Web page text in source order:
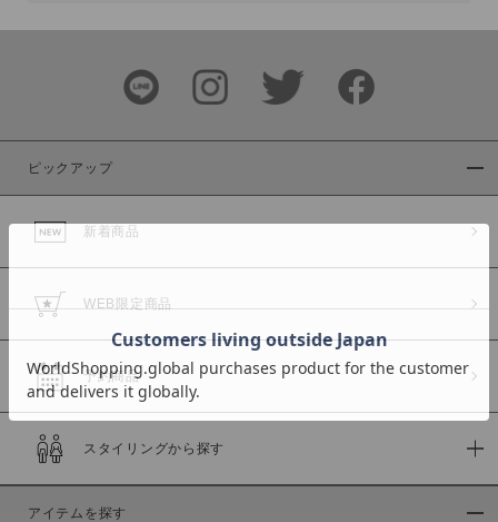
カラー
価格
～
ピックアップ
新着商品
WEB限定商品
予約商品
スタイリングから探す
アイテムを探す